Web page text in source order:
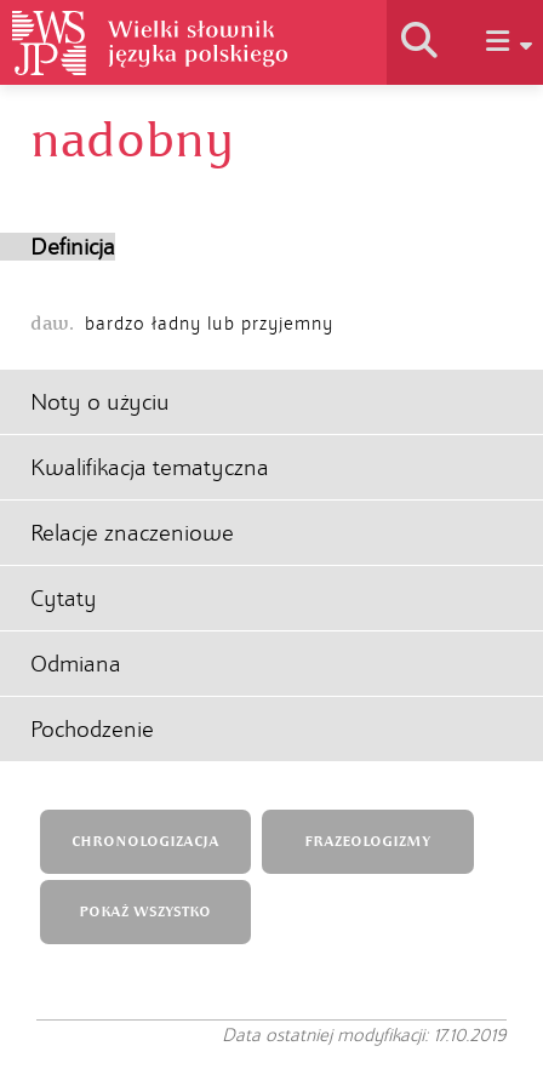
Historia słownika
nadobny
Definicja
daw. bardzo ładny lub przyjemny
Noty o użyciu
Kwalifikacja tematyczna
Relacje znaczeniowe
Cytaty
Odmiana
Pochodzenie
CHRONOLOGIZACJA FRAZEOLOGIZMY
POKAŻ WSZYSTKO
Data ostatniej modyfikacji: 17.10.2019